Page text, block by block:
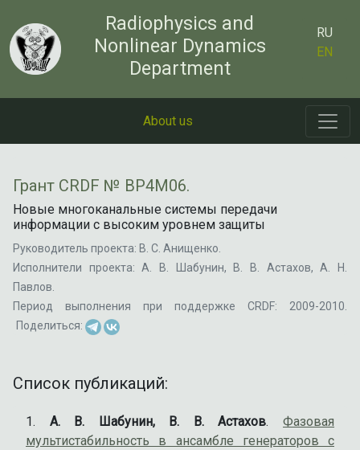
Radiophysics and
Nonlinear Dynamics
Department
RU
EN
About us
Грант CRDF № BP4M06.
Новые многоканальные системы передачи
информации с высоким уровнем защиты
Руководитель проекта: В. С. Анищенко.
Исполнители проекта: А. В. Шабунин, В. В. Астахов, А. Н.
Павлов.
Период выполнения при поддержке CRDF: 2009-2010.
Поделиться:
Список публикаций:
А. В. Шабунин, В. В. Астахов.Фазовая
мультистабильность в ансамбле генераторов с